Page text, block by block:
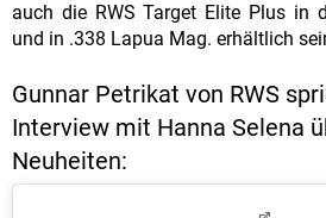
auch die RWS Target Elite Plus in
und in .338 Lapua Mag. erhältlich
Gunnar Petrikat von RWS
Interview mit Hanna Selena
Neuheiten: